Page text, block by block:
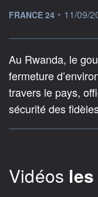
information fournie
FRANCE 24 • 11/09/
Au Rwanda, le
fermeture
travers le pays,
sécurité des
Vidéos